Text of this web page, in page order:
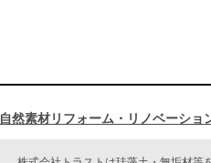
自然素材リフォーム・リノベーショ